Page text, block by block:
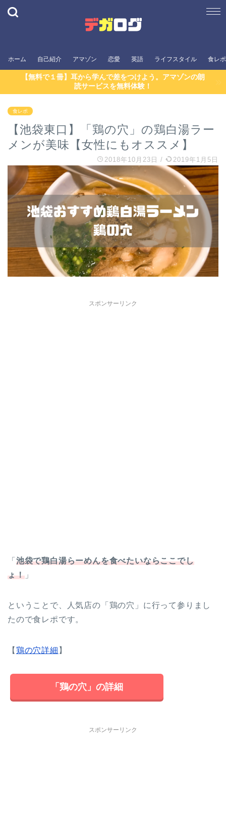
ホーム 自己紹介 アマゾン 恋愛 英語 ライフスタイル 食レポ
【無料で１冊】耳から学んで差をつけよう。アマゾンの朗
読サービスを無料体験！
食レポ
【池袋東口】「鶏の穴」の鶏白湯ラー
メンが美味【女性にもオススメ】
2018年10月23日 / 2019年1月5日
スポンサーリンク
「 池袋で鶏白湯らーめんを食べたいならここでし
ょ！」
ということで、人気店の「鶏の穴」に行って参りまし
たので食レポです。
【 鶏の穴詳細 】
「鶏の穴」の詳細
スポンサーリンク